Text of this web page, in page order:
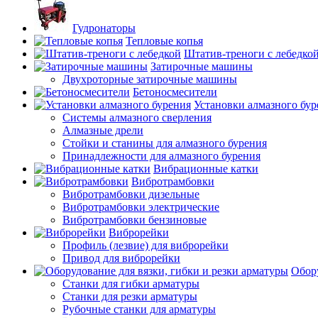
Гудронаторы
Тепловые копья
Штатив-треноги с лебедкой
Затирочные машины
Двухроторные затирочные машины
Бетоносмесители
Установки алмазного
Системы алмазного сверления
Алмазные дрели
Стойки и станины для алмазного бурения
Принадлежности для алмазного бурения
Вибрационные катки
Вибротрамбовки
Вибротрамбовки дизельные
Вибротрамбовки электрические
Вибротрамбовки бензиновые
Виброрейки
Профиль (лезвие) для виброрейки
Привод для виброрейки
Станки для гибки арматуры
Станки для резки арматуры
Рубочные станки для арматуры